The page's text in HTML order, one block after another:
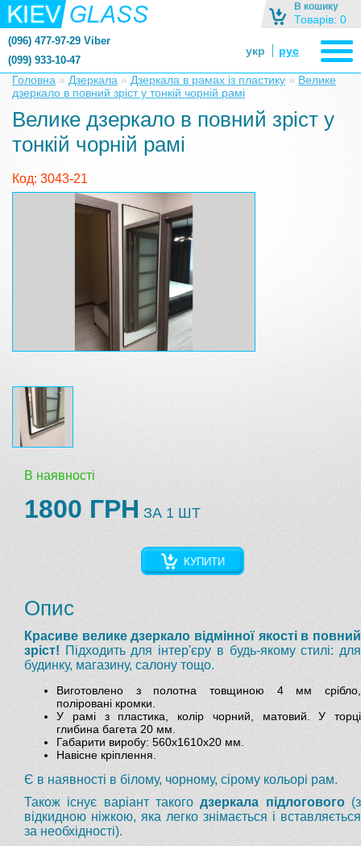
В кошику
Товарів: 0
(096) 477-97-29 Viber
(099) 933-10-47
zerkalonazakaz@gmail.com
zerkaloshop@ukr.net
укр рус
Головна » Дзеркала » Дзеркала в рамах із пластику » Велике
дзеркало в повний зріст у тонкій чорній рамі
Велике дзеркало в повний зріст у
тонкій чорній рамі
Код: 3043-21
В наявності
1800 ГРН ЗА 1 ШТ
КУПИТИ
Опис
Красиве велике дзеркало відмінної якості в повний
зріст! Підходить для інтер'єру в будь-якому стилі: для
будинку, магазину, салону тощо.
Виготовлено з полотна товщиною 4 мм срібло,
поліровані кромки.
У рамі з пластика, колір чорний, матовий. У торці
глибина багета 20 мм.
Габарити виробу: 560х1610х20 мм.
Навісне кріплення.
Є в наявності в білому, чорному, сірому кольорі рам.
Також існує варіант такогодзеркала підлогового(з
відкидною ніжкою, яка легко знімається і вставляється
за необхідності).